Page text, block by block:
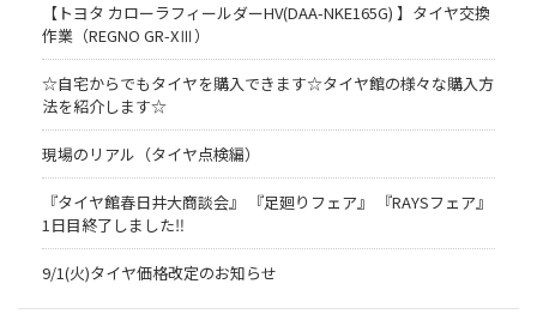
【トヨタ カローラフィールダーHV(DAA-NKE165G) 】タイヤ交換
作業（REGNO GR-XⅢ）
☆自宅からでもタイヤを購入できます☆タイヤ館の様々な購入方
法を紹介します☆
現場のリアル（タイヤ点検編）
『タイヤ館春日井大商談会』 『足廻りフェア』 『RAYSフェア』
1日目終了しました‼
9/1(火)タイヤ価格改定のお知らせ